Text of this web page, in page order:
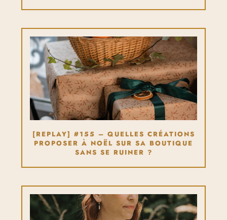
[REPLAY] #155 – QUELLES CRÉATIONS
PROPOSER À NOËL SUR SA BOUTIQUE
SANS SE RUINER ?